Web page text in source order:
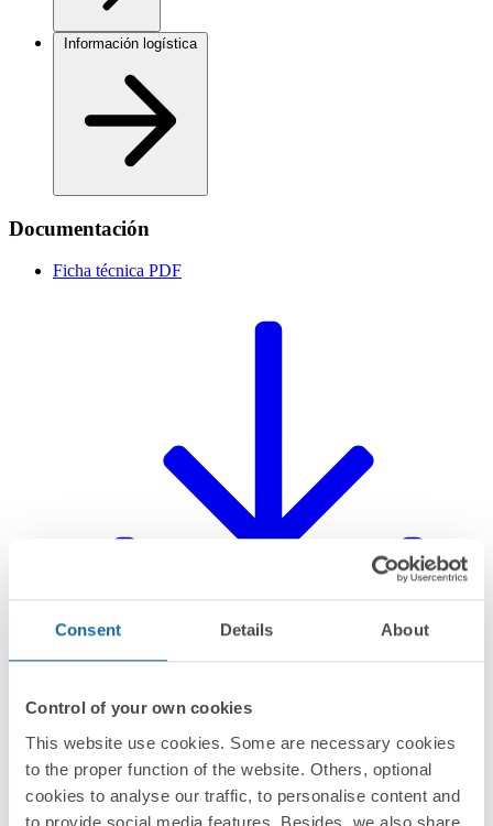
Consent Details About
Control of your own cookies
This website use cookies. Some are necessary cookies
to the proper function of the website. Others, optional
cookies to analyse our traffic, to personalise content and
to provide social media features. Besides, we also share
Documentación
Ficha técnica PDF